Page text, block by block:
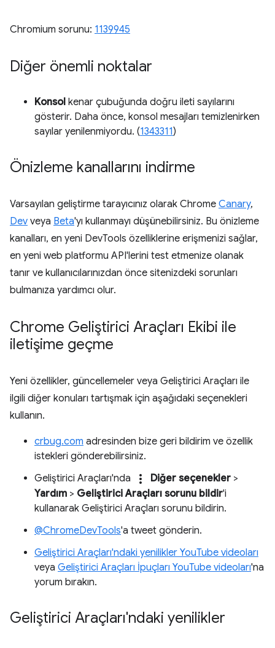
Chromium sorunu: 1139945
Diğer önemli noktalar
Konsol kenar çubuğunda doğru ileti sayılarını
gösterir. Daha önce, konsol mesajları temizlenirken
sayılar yenilenmiyordu. (1343311)
Önizleme kanallarını indirme
Varsayılan geliştirme tarayıcınız olarak Chrome Canary,
Dev veya Beta'yı kullanmayı düşünebilirsiniz. Bu önizleme
kanalları, en yeni DevTools özelliklerine erişmenizi sağlar,
en yeni web platformu API'lerini test etmenize olanak
tanır ve kullanıcılarınızdan önce sitenizdeki sorunları
bulmanıza yardımcı olur.
Chrome Geliştirici Araçları Ekibi ile
iletişime geçme
Yeni özellikler, güncellemeler veya Geliştirici Araçları ile
ilgili diğer konuları tartışmak için aşağıdaki seçenekleri
kullanın.
crbug.com adresinden bize geri bildirim ve özellik
istekleri gönderebilirsiniz.
Geliştirici Araçları'nda
more_vert Diğer seçenekler >
Yardım > Geliştirici Araçları sorunu bildir'i
kullanarak Geliştirici Araçları sorunu bildirin.
@ChromeDevTools'a tweet gönderin.
Geliştirici Araçları'ndaki yenilikler YouTube videoları
veya Geliştirici Araçları İpuçları YouTube videoları'na
yorum bırakın.
Geliştirici Araçları'ndaki yenilikler